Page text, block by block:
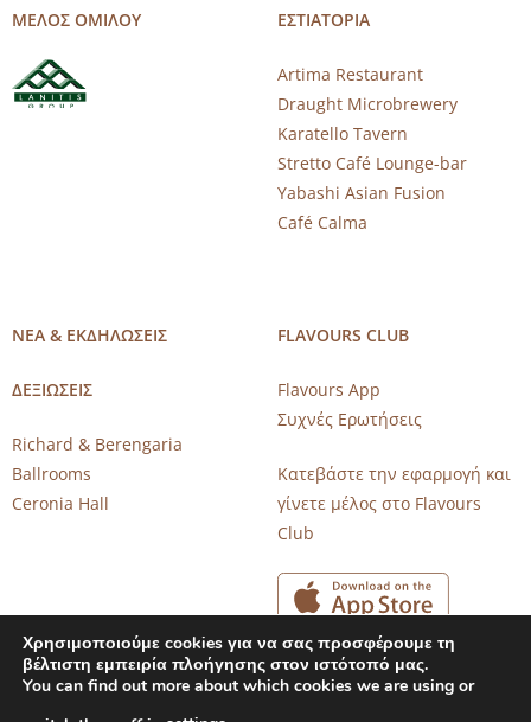
ΜΕΛΟΣ ΟΜΙΛΟΥ ΕΣΤΙΑΤΟΡΙΑ
Artima Restaurant
Draught Microbrewery
Karatello Tavern
Stretto Café Lounge-bar
Yabashi Asian Fusion
Café Calma
ΝΕΑ & ΕΚΔΗΛΩΣΕΙΣ
ΔΕΞΙΩΣΕΙΣ
Richard & Berengaria
Ballrooms
Ceronia Hall
FLAVOURS CLUB
Flavours App
Συχνές Ερωτήσεις
Κατεβάστε την εφαρμογή και
γίνετε μέλος στο Flavours
Club
Χρησιμοποιούμε cookies για να σας προσφέρουμε τη
βέλτιστη εμπειρία πλοήγησης στον ιστότοπό μας.
You can find out more about which cookies we are using or